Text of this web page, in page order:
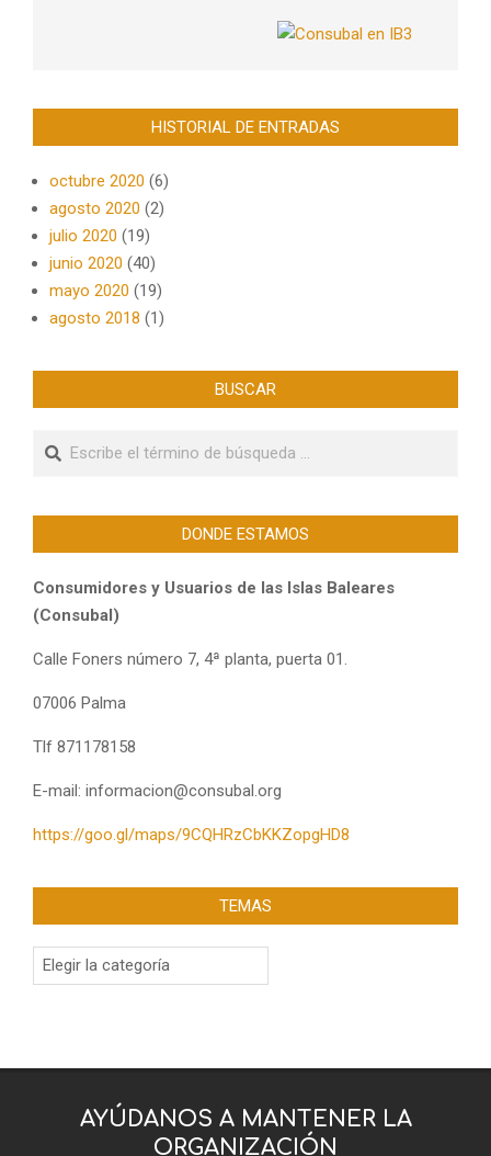
HISTORIAL DE ENTRADAS
octubre 2020 (6)
agosto 2020 (2)
julio 2020 (19)
junio 2020 (40)
mayo 2020 (19)
agosto 2018 (1)
BUSCAR
Buscar
DONDE ESTAMOS
Consumidores y Usuarios de las Islas Baleares
(Consubal)
Calle Foners número 7, 4ª planta, puerta 01.
07006 Palma
Tlf 871178158
E-mail: informacion@consubal.org
https://goo.gl/maps/9CQHRzCbKKZopgHD8
TEMAS
Temas
AYÚDANOS A MANTENER LA
ORGANIZACIÓN